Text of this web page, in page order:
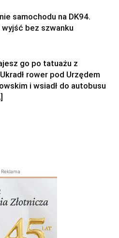
samochodu na DK94.
wyjść bez szwanku
go po tatuażu z
rower pod Urzędem
i wsiadł do autobusu
Reklama